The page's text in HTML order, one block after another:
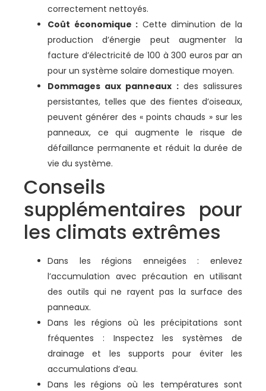
correctement nettoyés.
Coût économique : Cette diminution de la
production d’énergie peut augmenter la
facture d’électricité de 100 à 300 euros par an
pour un système solaire domestique moyen.
Dommages aux panneaux :des salissures
persistantes, telles que des fientes d’oiseaux,
peuvent générer des « points chauds » sur les
panneaux, ce qui augmente le risque de
défaillance permanente et réduit la durée de
vie du système.
Conseils
supplémentaires pour
les climats extrêmes
Dans les régions enneigées : enlevez
l’accumulation avec précaution en utilisant
des outils qui ne rayent pas la surface des
panneaux.
Dans les régions où les précipitations sont
fréquentes : Inspectez les systèmes de
drainage et les supports pour éviter les
accumulations d’eau.
Dans les régions où les températures sont